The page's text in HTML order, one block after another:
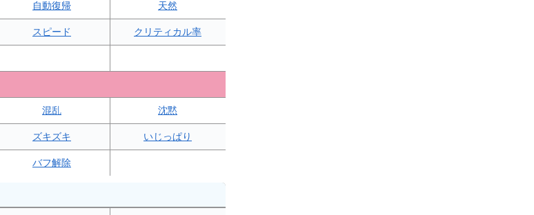
自動復帰 天然
スピード クリティカル率
混乱 沈黙
ズキズキ いじっぱり
バフ解除